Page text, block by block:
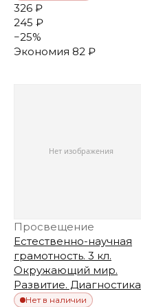
326 ₽
245 ₽
−25%
Экономия 82 ₽
Просвещение
Естественно-научная
грамотность. 3 кл.
Окружающий мир.
Развитие. Диагностика
Нет в наличии